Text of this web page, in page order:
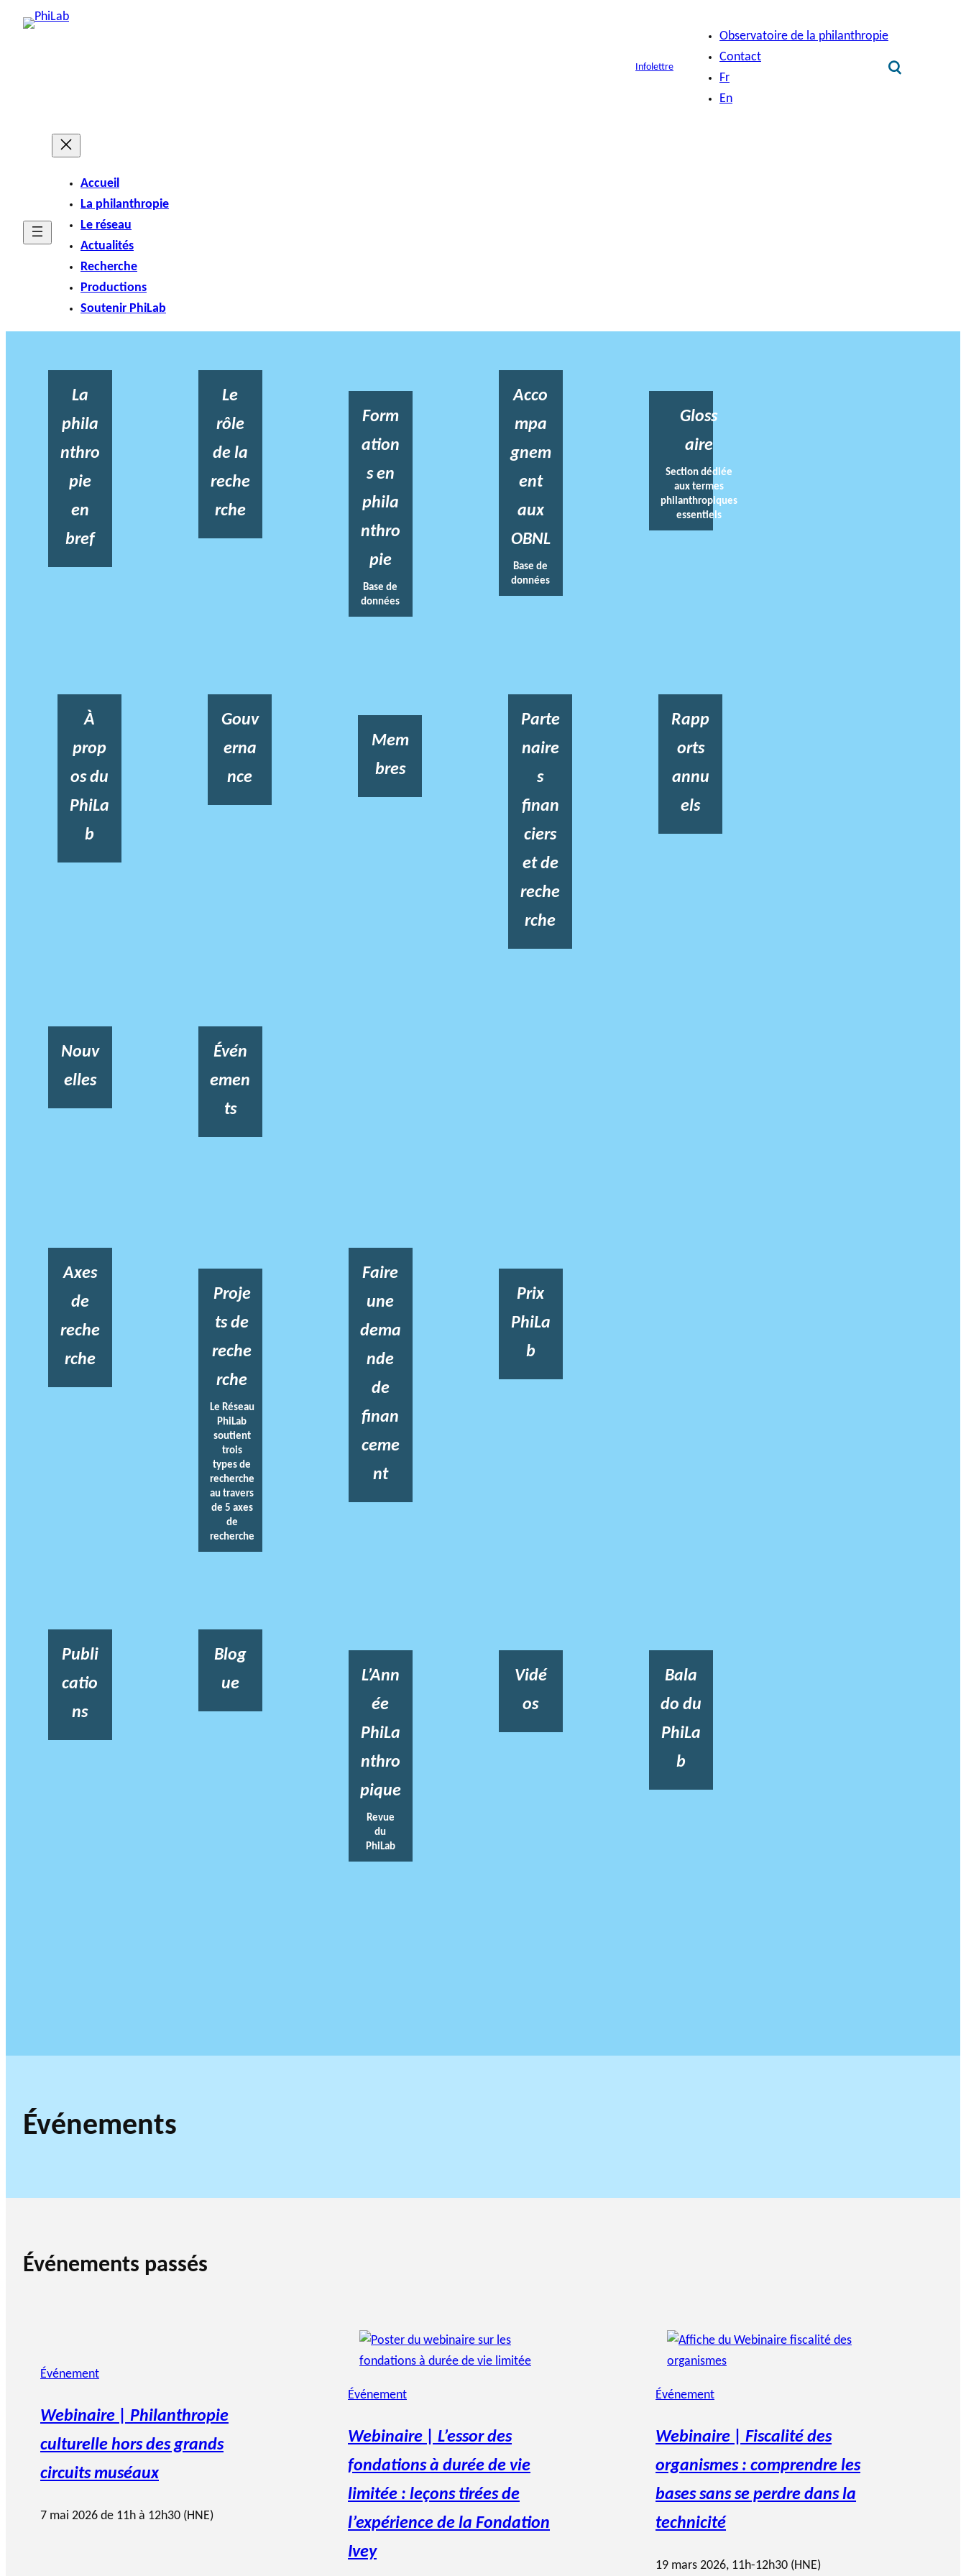
Aller
Infolettre
Observatoire de la philanthropie
Contact
Fr
En
Accueil
La philanthropie
Le réseau
Actualités
Recherche
Productions
Soutenir PhiLab
La
phila
nthro
pie
en
bref
Le
rôle
de la
reche
rche
Form
ation
s en
phila
nthro
pie
Base de
données
Acco
mpa
gnem
ent
aux
OBNL
Base de
données
Gloss
aire
Section dédiée
aux termes
philanthropiques
essentiels
À
prop
os du
PhiLa
b
Gouv
erna
nce
Mem
bres
Parte
naire
s
finan
ciers
et de
reche
rche
Rapp
orts
annu
els
Nouv
elles
Évén
emen
ts
Axes
de
reche
rche
Proje
ts de
reche
rche
Le Réseau
PhiLab
soutient
trois
types de
recherche
au travers
de 5 axes
de
recherche
Faire
une
dema
nde
de
finan
ceme
nt
Prix
PhiLa
b
Publi
catio
ns
Blog
ue
L’Ann
ée
PhiLa
nthro
pique
Revue
du
PhiLab
Vidé
os
Bala
do du
PhiLa
b
Événements
Événements passés
Événement
Webinaire | Philanthropie
culturelle hors des grands
circuits muséaux
7 mai 2026 de 11h à 12h30 (HNE)
Événement
Webinaire | L’essor des
fondations à durée de vie
limitée : leçons tirées de
l’expérience de la Fondation
Ivey
Événement
Webinaire | Fiscalité des
organismes : comprendre les
bases sans se perdre dans la
technicité
19 mars 2026, 11h-12h30 (HNE)